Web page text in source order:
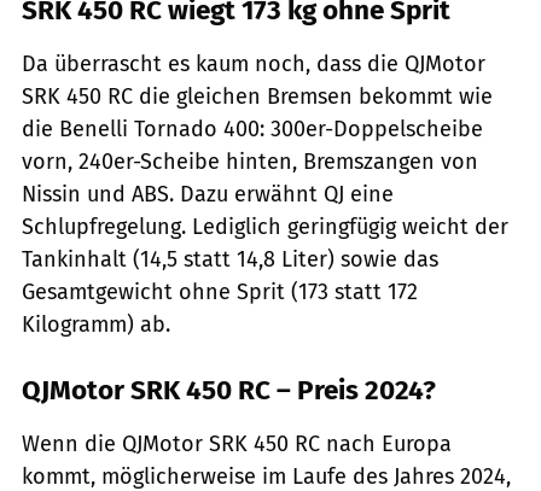
SRK 450 RC wiegt 173 kg ohne Sprit
Da überrascht es kaum noch, dass die QJMotor
SRK 450 RC die gleichen Bremsen bekommt wie
die Benelli Tornado 400: 300er-Doppelscheibe
vorn, 240er-Scheibe hinten, Bremszangen von
Nissin und ABS. Dazu erwähnt QJ eine
Schlupfregelung. Lediglich geringfügig weicht der
Tankinhalt (14,5 statt 14,8 Liter) sowie das
Gesamtgewicht ohne Sprit (173 statt 172
Kilogramm) ab.
QJMotor SRK 450 RC – Preis 2024?
Wenn die QJMotor SRK 450 RC nach Europa
kommt, möglicherweise im Laufe des Jahres 2024,